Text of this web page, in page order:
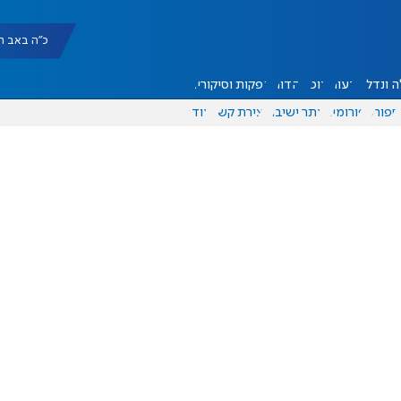
כ"ה באב תשפ"ו
ונדל"ן דעות אוכל יהדות הפקות וסיקורים
ספורט פורומים אתר ישיבה יצירת קשר עוד